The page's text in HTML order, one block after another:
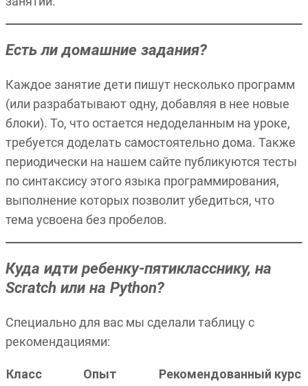
Есть ли домашние задания?
Каждое занятие дети пишут несколько программ
(или разрабатывают одну, добавляя в нее новые
блоки). То, что остается недоделанным на уроке,
требуется доделать самостоятельно дома. Также
периодически на нашем сайте публикуются тесты
по синтаксису этого языка программирования,
выполнение которых позволит убедиться, что
тема усвоена без пробелов.
Куда идти ребенку-пятикласснику, на
Scratch или на Python?
Специально для вас мы сделали таблицу с
рекомендациями:
Класс Опыт Рекомендованный курс